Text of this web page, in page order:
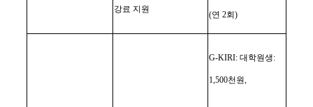
강료 지원
(연 2회)
G-KIRI: 대학원생:
1,500천원,